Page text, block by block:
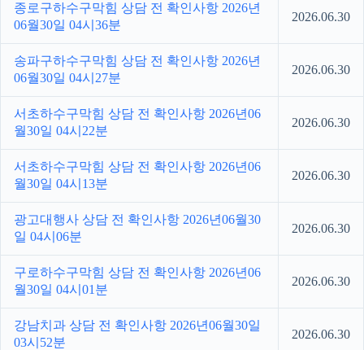
종로구하수구막힘 상담 전 확인사항 2026년
06월30일 04시36분
2026.06.30
송파구하수구막힘 상담 전 확인사항 2026년
06월30일 04시27분
2026.06.30
서초하수구막힘 상담 전 확인사항 2026년06
월30일 04시22분
2026.06.30
서초하수구막힘 상담 전 확인사항 2026년06
월30일 04시13분
2026.06.30
광고대행사 상담 전 확인사항 2026년06월30
일 04시06분
2026.06.30
구로하수구막힘 상담 전 확인사항 2026년06
월30일 04시01분
2026.06.30
강남치과 상담 전 확인사항 2026년06월30일
03시52분
2026.06.30